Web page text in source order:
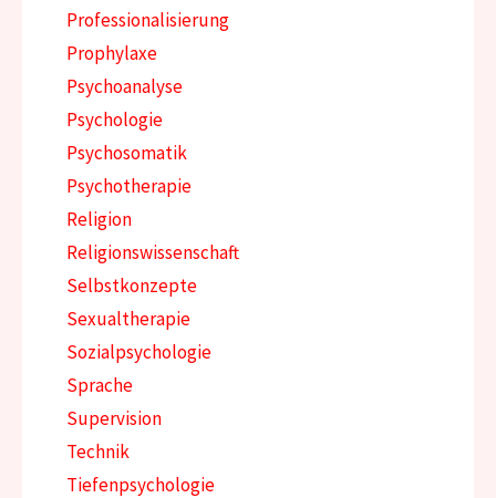
Professionalisierung
Prophylaxe
Psychoanalyse
Psychologie
Psychosomatik
Psychotherapie
Religion
Religionswissenschaft
Selbstkonzepte
Sexualtherapie
Sozialpsychologie
Sprache
Supervision
Technik
Tiefenpsychologie